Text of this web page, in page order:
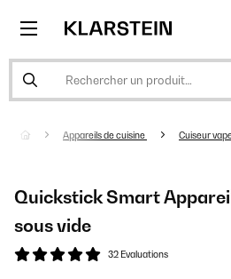
Appareils de cuisine Cuiseur
Quickstick Smart
sous vide
32 Evaluations